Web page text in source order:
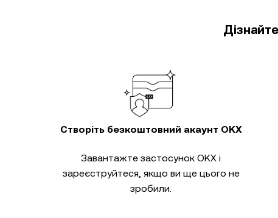
Створіть безкоштовний акаунт OKX
Завантажте застосунок OKX і
зареєструйтеся, якщо ви ще цього не
зробили.